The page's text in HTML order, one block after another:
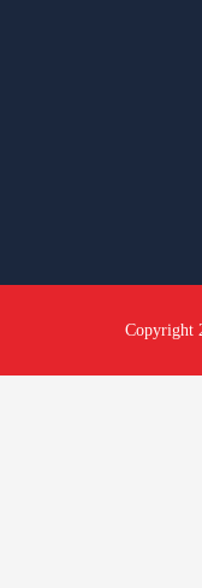
Copyright